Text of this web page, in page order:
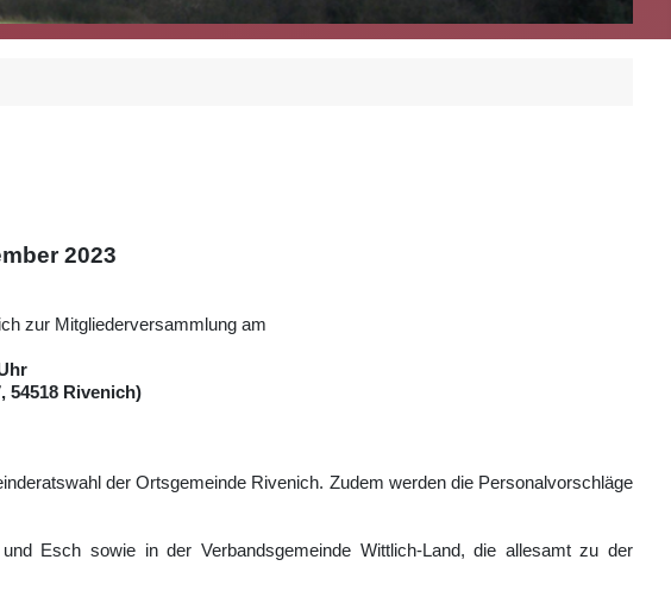
2023
zur Mitgliederversammlung am
54518 Rivenich)
der Ortsgemeinde Rivenich. Zudem werden die Personalvorschläge
Esch sowie in der Verbandsgemeinde Wittlich-Land, die allesamt zu der